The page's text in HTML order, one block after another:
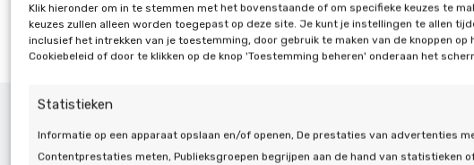
Klik hieronder om in te stemmen met het bovenstaande of om specifieke keuzes te
keuzes zullen alleen worden toegepast op deze site. Je kunt je instellingen te allen
inclusief het intrekken van je toestemming, door gebruik te maken van de knoppen op
Cookiebeleid of door te klikken op de knop 'Toestemming beheren' onderaan het
Statistieken
Informatie op een apparaat opslaan en/of openen, De prestaties van advertenties
Contentprestaties meten, Publieksgroepen begrijpen aan de hand van statistieken